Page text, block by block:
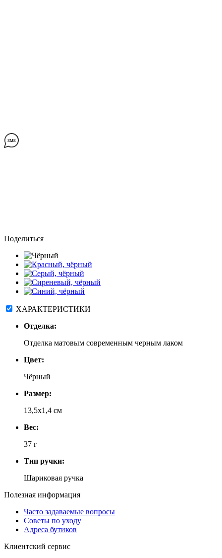
Поделиться
ХАРАКТЕРИСТИКИ
Отделка:
Отделка матовым современным черным лаком
Цвет:
Чёрный
Размер:
13,5x1,4 см
Вес:
37 г
Тип ручки:
Шариковая ручка
Полезная информация
Часто задаваемые вопросы
Советы по уходу
Адреса бутиков
Клиентский сервис